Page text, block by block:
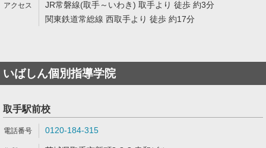
JR常磐線(取手～いわき) 取手より 徒歩 約3分
関東鉄道常総線 西取手より 徒歩 約17分
いばしん個別指導学院
取手駅前校
0120-184-315